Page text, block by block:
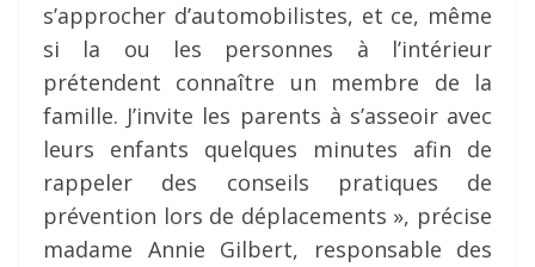
s’approcher d’automobilistes, et ce, même
si la ou les personnes à l’intérieur
prétendent connaître un membre de la
famille. J’invite les parents à s’asseoir avec
leurs enfants quelques minutes afin de
rappeler des conseils pratiques de
prévention lors de déplacements », précise
madame Annie Gilbert, responsable des